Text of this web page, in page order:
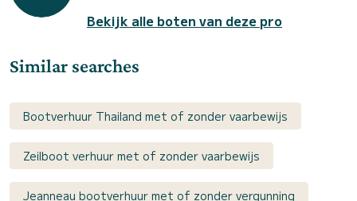
Bekijk alle boten van deze pro
Similar searches
Bootverhuur Thailand met of zonder vaarbewijs
Zeilboot verhuur met of zonder vaarbewijs
Jeanneau bootverhuur met of zonder vergunning